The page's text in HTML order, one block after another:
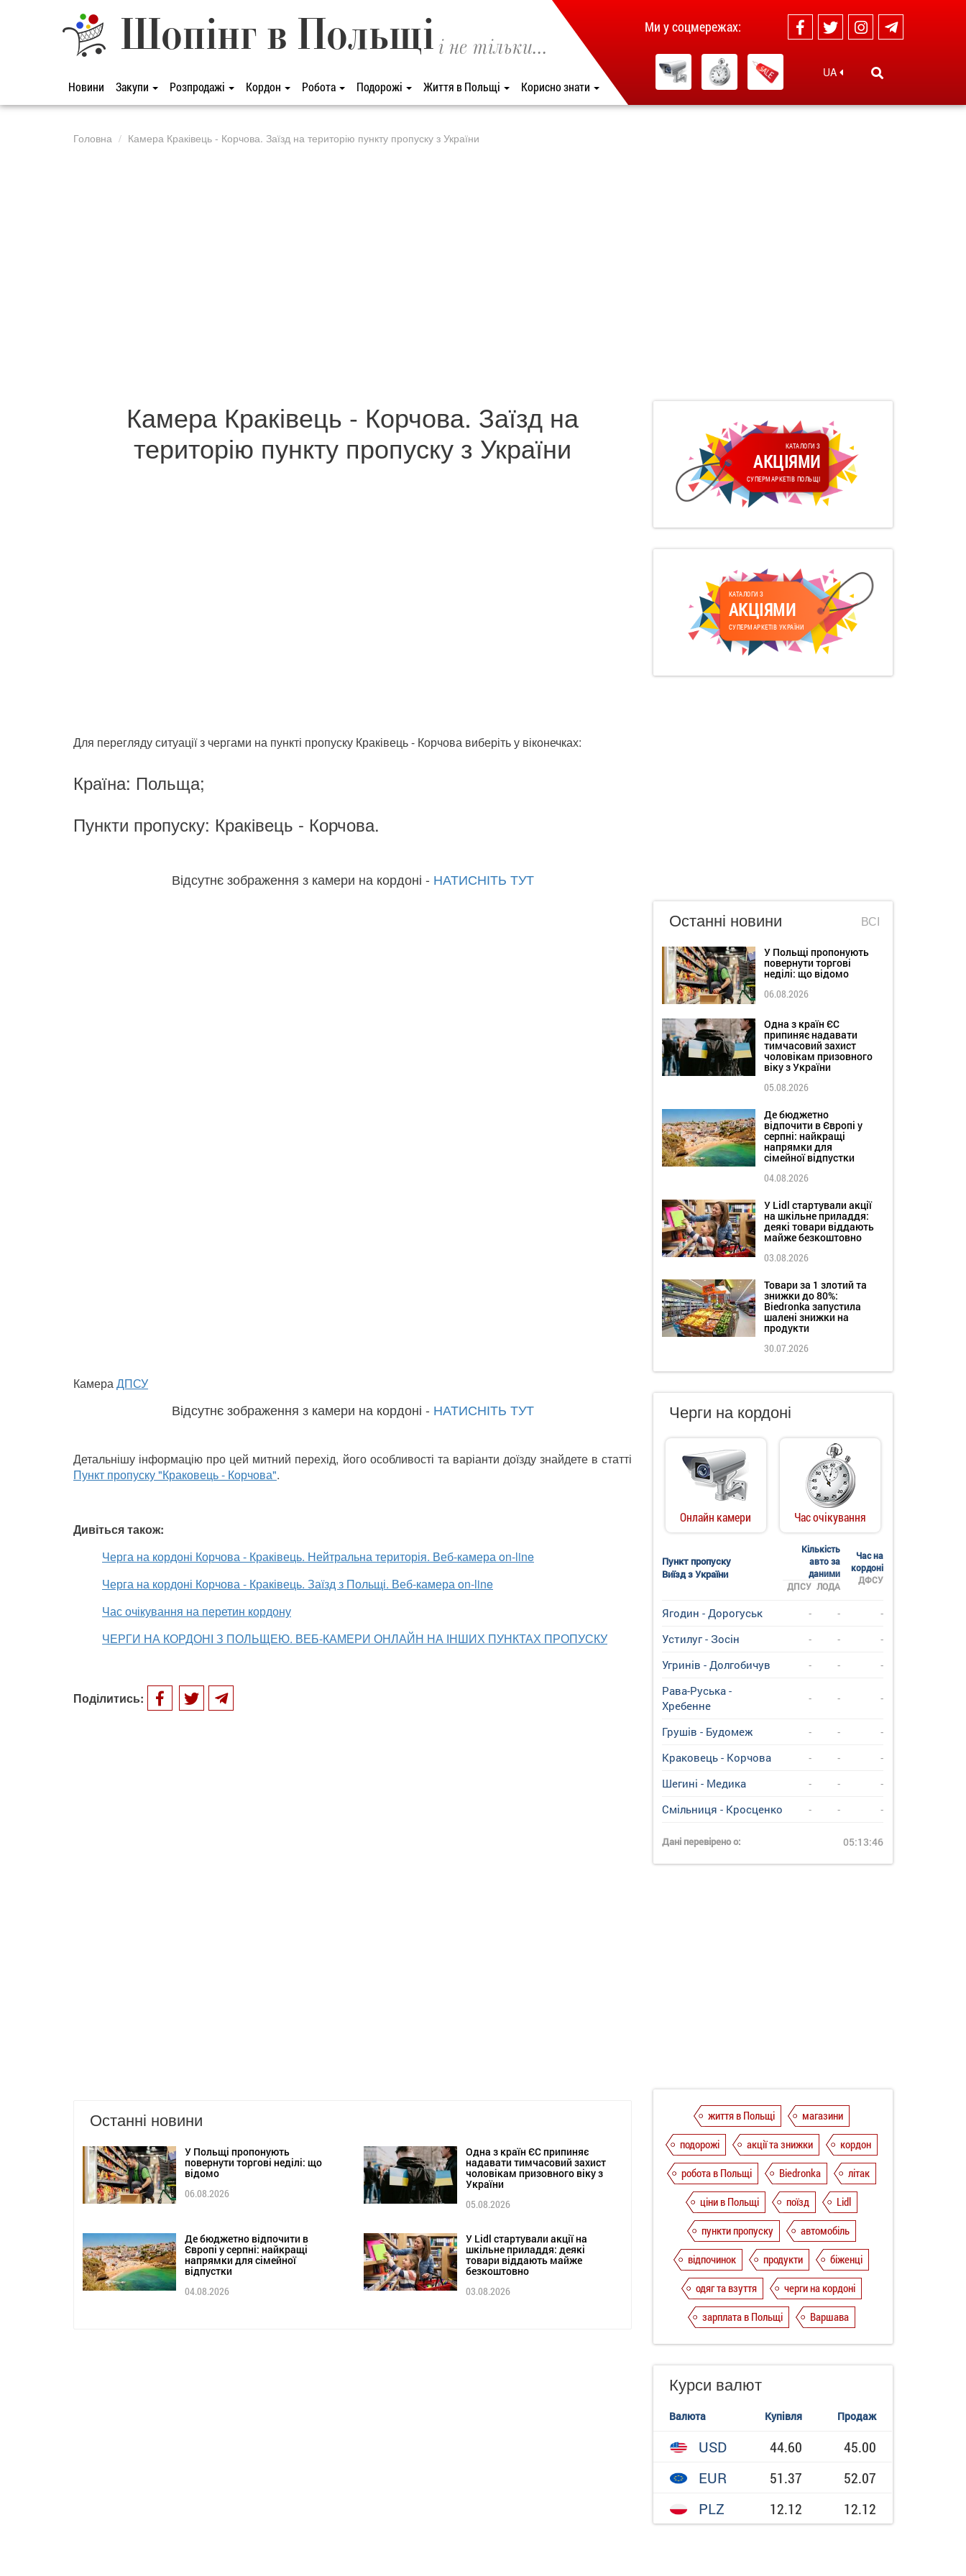
Шопінг в Польщі і не тільки...
Новини Закупи Розпродажі Кордон Робота Подорожі Життя в Польщі Корисно знати
Ми у соцмережах:
UA
Головна Камера Краківець - Корчова. Заїзд на територію пункту пропуску з України
Камера Краківець - Корчова. Заїзд на
територію пункту пропуску з України
Для перегляду ситуації з чергами на пункті пропуску Краківець - Корчова виберіть у віконечках:
Країна: Польща;
Пункти пропуску: Краківець - Корчова​.
Відсутнє зображення з камери на кордоні - НАТИСНІТЬ ТУТ
КамераДПСУ
Відсутнє зображення з камери на кордоні - НАТИСНІТЬ ТУТ
Детальнішу інформацію про цей митний перехід, його особливості та варіанти доїзду знайдете в статті
Пункт пропуску "Краковець - Корчова".
Дивіться також:
Черга на кордоні Корчова - Краківець. Нейтральна територія. Веб-камера on-line
Черга на кордоні Корчова - Краківець. Заїзд з Польщі. Веб-камера on-line
Час очікування на перетин кордону
ЧЕРГИ НА КОРДОНІ З ПОЛЬЩЕЮ. ВЕБ-КАМЕРИ ОНЛАЙН НА ІНШИХ ПУНКТАХ ПРОПУСКУ
Поділитись:
Останні новини
У Польщі пропонують
повернути торгові неділі: що
відомо
06.08.2026
Одна з країн ЄС припиняє
надавати тимчасовий захист
чоловікам призовного віку з
України
05.08.2026
Де бюджетно відпочити в
Європі у серпні: найкращі
напрямки для сімейної
відпустки
04.08.2026
У Lidl стартували акції на
шкільне приладдя: деякі
товари віддають майже
безкоштовно
03.08.2026
КАТАЛОГИ З
АКЦІЯМИ
СУПЕРМАРКЕТІВ ПОЛЬЩІ
КАТАЛОГИ З
АКЦІЯМИ
СУПЕРМАРКЕТІВ УКРАЇНИ
Останні новини ВСІ
У Польщі пропонують
повернути торгові
неділі: що відомо
06.08.2026
Одна з країн ЄС
припиняє надавати
тимчасовий захист
чоловікам призовного
віку з України
05.08.2026
Де бюджетно
відпочити в Європі у
серпні: найкращі
напрямки для
сімейної відпустки
04.08.2026
У Lidl стартували акції
на шкільне приладдя:
деякі товари віддають
майже безкоштовно
03.08.2026
Товари за 1 злотий та
знижки до 80%:
Biedronka запустила
шалені знижки на
продукти
30.07.2026
Черги на кордоні
Онлайн камери Час очікування
Пункт пропуску
Виїзд з України
Кількість
авто за
даними
Час на
кордоні
ДФСУ
ДПСУ ЛОДА
Ягодин - Дорогуськ - -
-
Устилуг - Зосін
- -
-
Угринiв - Долгобичув
- -
-
Рава-Руська -
Хребенне
- - -
Грушів - Будомеж - -
-
Краковець - Корчова
- -
-
Шегині - Медика
- -
-
Смільниця - Кросценко
- - -
Дані перевірено о: 05:13:46
життя в Польщі
магазини
подорожі
акції та знижки
кордон
робота в Польщі
Biedronka
літак
ціни в Польщі
поїзд
Lidl
пункти пропуску
автомобіль
відпочинок
продукти
біженці
одяг та взуття
черги на кордоні
зарплата в Польщі
Варшава
Курси валют
Валюта Купівля Продаж
USD 44.60
45.00
EUR
51.37
52.07
PLZ
12.12 12.12